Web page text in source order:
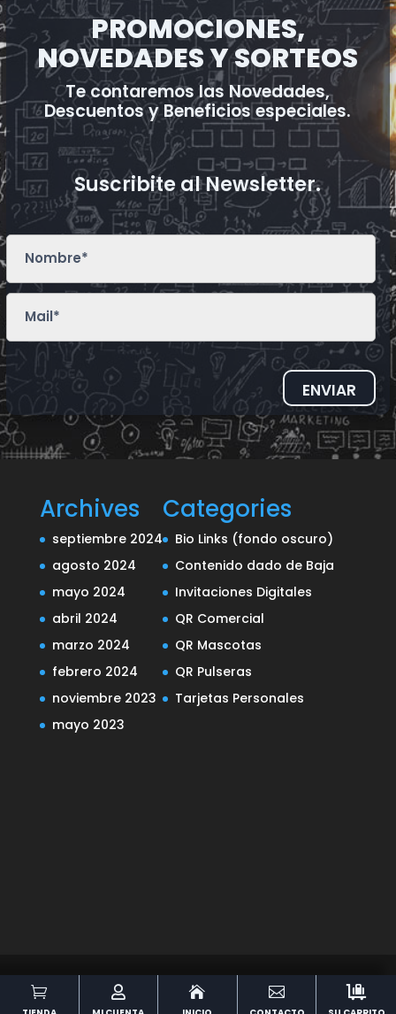
    
PROMOCIONES,
NOVEDADES Y SORTEOS
Te contaremos las Novedades,
Descuentos y Beneficios especiales.
Suscribite al Newsletter.
ENVIAR
Archives
septiembre 2024
agosto 2024
mayo 2024
abril 2024
marzo 2024
febrero 2024
noviembre 2023
mayo 2023
Categories
Bio Links (fondo oscuro)
Contenido dado de Baja
Invitaciones Digitales
QR Comercial
QR Mascotas
QR Pulseras
Tarjetas Personales
Diseñado por Elegant Themes
| Desarrollado
WordPress